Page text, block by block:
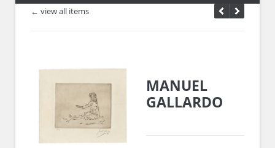
← view all items
MANUEL
GALLARDO